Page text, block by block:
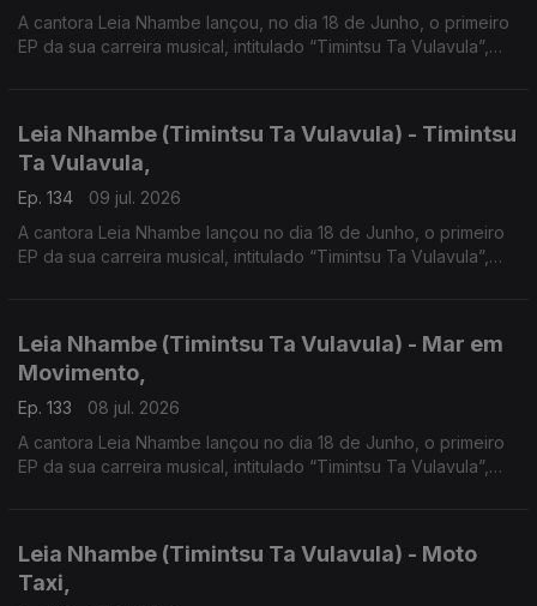
A cantora Leia Nhambe lançou, no dia 18 de Junho, o primeiro
EP da sua carreira musical, intitulado “Timintsu Ta Vulavula”,
Leia Nhambe (Timintsu Ta Vulavula) - Timintsu
Ta Vulavula,
Ep. 134
09 jul. 2026
A cantora Leia Nhambe lançou no dia 18 de Junho, o primeiro
EP da sua carreira musical, intitulado “Timintsu Ta Vulavula”,
Leia Nhambe (Timintsu Ta Vulavula) - Mar em
Movimento,
Ep. 133
08 jul. 2026
A cantora Leia Nhambe lançou no dia 18 de Junho, o primeiro
EP da sua carreira musical, intitulado “Timintsu Ta Vulavula”,
Leia Nhambe (Timintsu Ta Vulavula) - Moto
Taxi,